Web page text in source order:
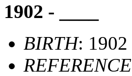
1902 - ____
BIRTH: 1902
REFERENCE